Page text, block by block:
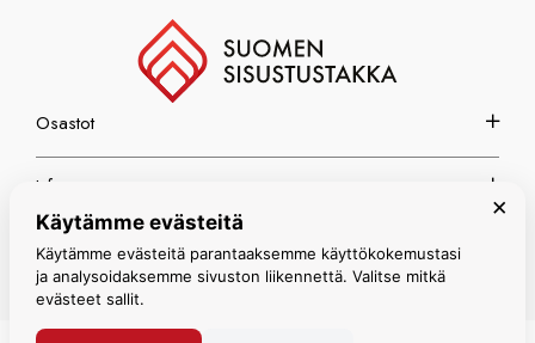
Osastot
Info
Espoon myymälä
×
Käytämme evästeitä
Käytämme evästeitä parantaaksemme käyttökokemustasi
ja analysoidaksemme sivuston liikennettä. Valitse mitkä
evästeet sallit.